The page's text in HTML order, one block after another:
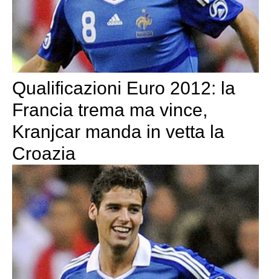
Qualificazioni Euro 2012: la
Francia trema ma vince,
Kranjcar manda in vetta la
Croazia